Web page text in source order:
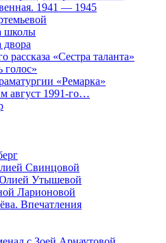
1941 — 1945
школы
двора
рассказа «Сестра таланта»
голос»
«Ремарка»
август 1991-го…
Свинцовой
Утышевой
Ларионовой
Впечатления